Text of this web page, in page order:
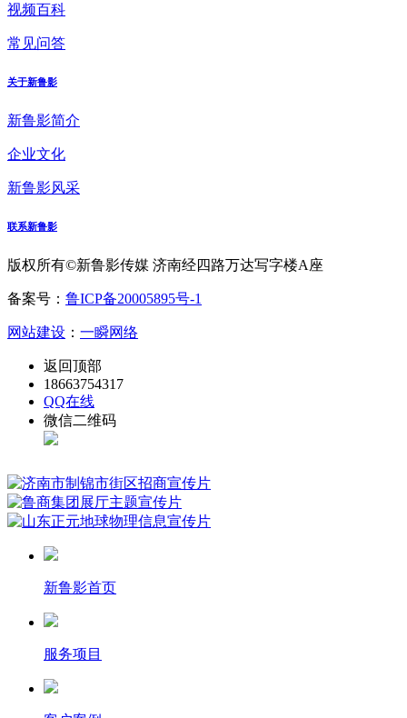
视频百科
常见问答
关于新鲁影
新鲁影简介
企业文化
新鲁影风采
联系新鲁影
版权所有©新鲁影传媒 济南经四路万达写字楼A座
备案号： 鲁ICP备20005895号-1
网站建设 ： 一瞬网络
返回顶部
18663754317
QQ在线
微信二维码
新鲁影首页
服务项目